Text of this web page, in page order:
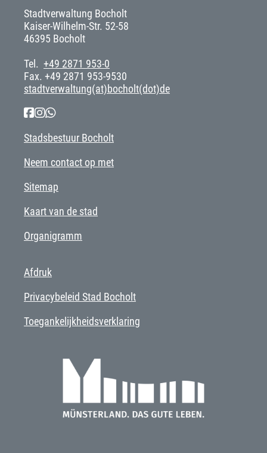
Stadtverwaltung Bocholt
Kaiser-Wilhelm-Str. 52-58
46395 Bocholt
Tel. +49 2871 953-0
Fax. +49 2871 953-9530
stadtverwaltung(at)bocholt(dot)de
Stadsbestuur Bocholt
Neem contact op met
Sitemap
Kaart van de stad
Organigramm
Afdruk
Privacybeleid Stad Bocholt
Toegankelijkheidsverklaring